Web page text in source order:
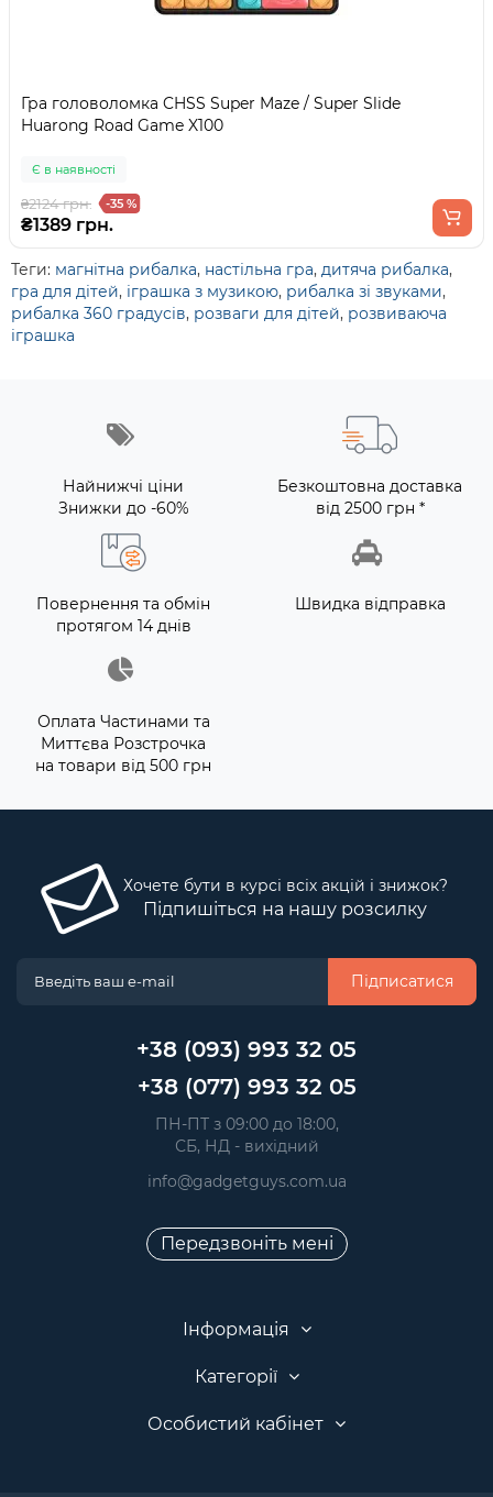
Гра головоломка CHSS Super Maze / Super Slide
Huarong Road Game X100
Є в наявності
₴2124 грн. -35 %
₴1389 грн.
Теги: магнітна рибалка, настільна гра, дитяча рибалка,
гра для дітей, іграшка з музикою, рибалка зі звуками,
рибалка 360 градусів, розваги для дітей, розвиваюча
іграшка
Найнижчі ціни
Знижки до -60%
Безкоштовна доставка
від 2500 грн *
Повернення та обмін
протягом 14 днів
Швидка відправка
Оплата Частинами та
Миттєва Розстрочка
на товари від 500 грн
Хочете бути в курсі всіх акцій і знижок?
Підпишіться на нашу розсилку
Підписатися
+38 (093) 993 32 05
+38 (077) 993 32 05
ПН-ПТ з 09:00 до 18:00,
СБ, НД - вихідний
info@gadgetguys.com.ua
Передзвоніть мені
Інформація
Категорії
Особистий кабінет